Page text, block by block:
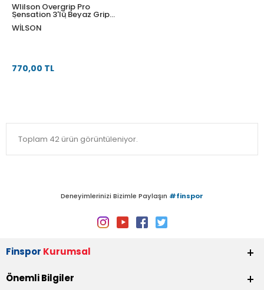
WIilson Overgrip Pro
Sensation 3'lü Beyaz Grip
(WRZ4010WH)
WILSON
770,00 TL
Toplam 42 ürün görüntüleniyor.
Deneyimlerinizi Bizimle Paylaşın #finspor
Finspor Kurumsal
Önemli Bilgiler